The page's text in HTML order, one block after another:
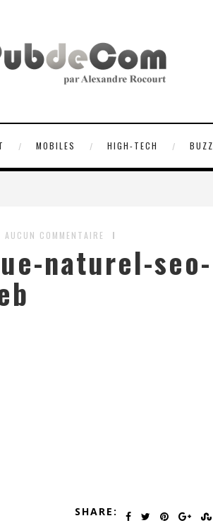
MOBILES HIGH-TECH BUZZ
AUCUN COMMENTAIRE
naturel-seo-
SHARE: